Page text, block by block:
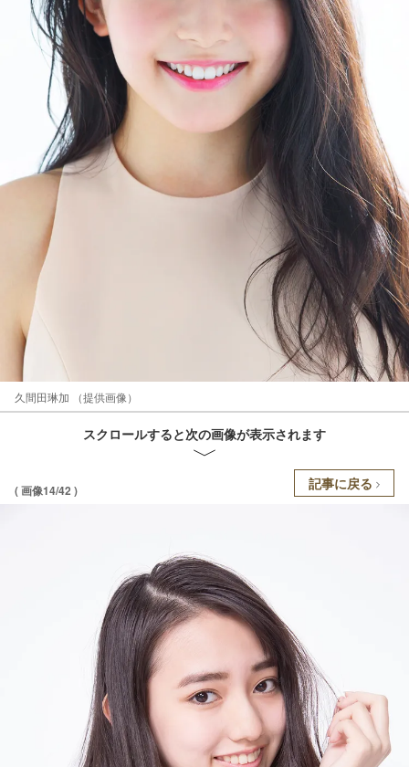
久間田琳加 （提供画像）
スクロールすると次の画像が表示されます
( 画像14/42 ) 記事に戻る